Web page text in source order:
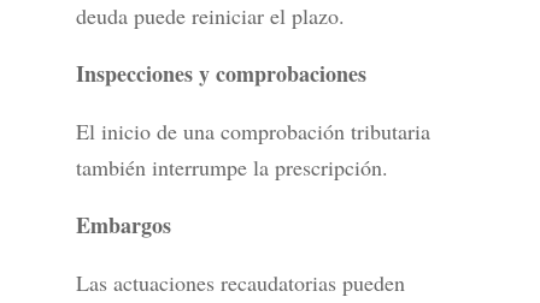
deuda puede reiniciar el plazo.
Inspecciones y comprobaciones
El inicio de una comprobación tributaria
también interrumpe la prescripción.
Embargos
Las actuaciones recaudatorias pueden